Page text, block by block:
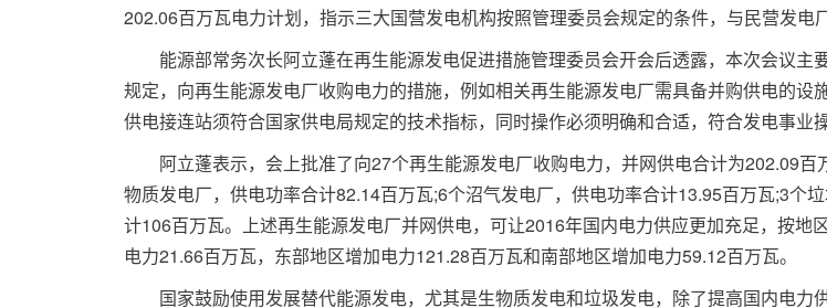
202.06百万瓦电力计划，指示三大国营发电机构按照管理委员会规定的条件，与民营发电
能源部常务次长阿立蓬在再生能源发电促进措施管理委员会开会后透露，本次会议主
规定，向再生能源发电厂收购电力的措施，例如相关再生能源发电厂需具备并购供电的设
供电接连站须符合国家供电局规定的技术指标，同时操作必须明确和合适，符合发电事业
阿立蓬表示，会上批准了向27个再生能源发电厂收购电力，并网供电合计为202.09百
物质发电厂，供电功率合计82.14百万瓦;6个沼气发电厂，供电功率合计13.95百万瓦;3个
计106百万瓦。上述再生能源发电厂并网供电，可让2016年国内电力供应更加充足，按地
电力21.66百万瓦，东部地区增加电力121.28百万瓦和南部地区增加电力59.12百万瓦。
国家鼓励使用发展替代能源发电，尤其是生物质发电和垃圾发电，除了提高国内电力